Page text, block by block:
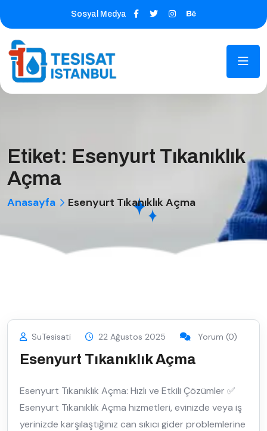
Sosyal Medya
Etiket: Esenyurt Tıkanıklık
Açma
Anasayfa Esenyurt Tıkanıklık Açma
SuTesisati 22 Ağustos 2025 Yorum (0)
Esenyurt Tıkanıklık Açma
Esenyurt Tıkanıklık Açma: Hızlı ve Etkili Çözümler ✅
Esenyurt Tıkanıklık Açma hizmetleri, evinizde veya iş
yerinizde karşılaştığınız can sıkıcı gider problemlerine